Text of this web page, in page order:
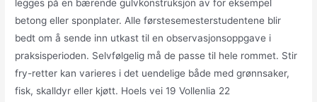
legges på en bærende gulvkonstruksjon av for eksempel
betong eller sponplater. Alle førstesemesterstudentene blir
bedt om å sende inn utkast til en observasjonsoppgave i
praksisperioden. Selvfølgelig må de passe til hele rommet. Stir
fry-retter kan varieres i det uendelige både med grønnsaker,
fisk, skalldyr eller kjøtt. Hoels vei 19 Vollenlia 22